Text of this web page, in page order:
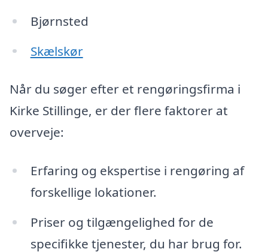
Bjørnsted
Skælskør
Når du søger efter et rengøringsfirma i
Kirke Stillinge, er der flere faktorer at
overveje:
Erfaring og ekspertise i rengøring af
forskellige lokationer.
Priser og tilgængelighed for de
specifikke tjenester, du har brug for.